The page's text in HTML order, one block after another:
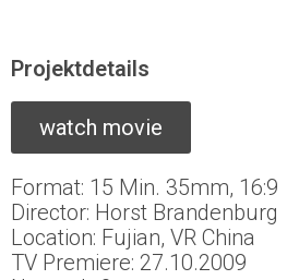
Projektdetails
watch movie
Format: 15 Min. 35mm, 16:9
Director: Horst Brandenburg
Location: Fujian, VR China
TV Premiere: 27.10.2009